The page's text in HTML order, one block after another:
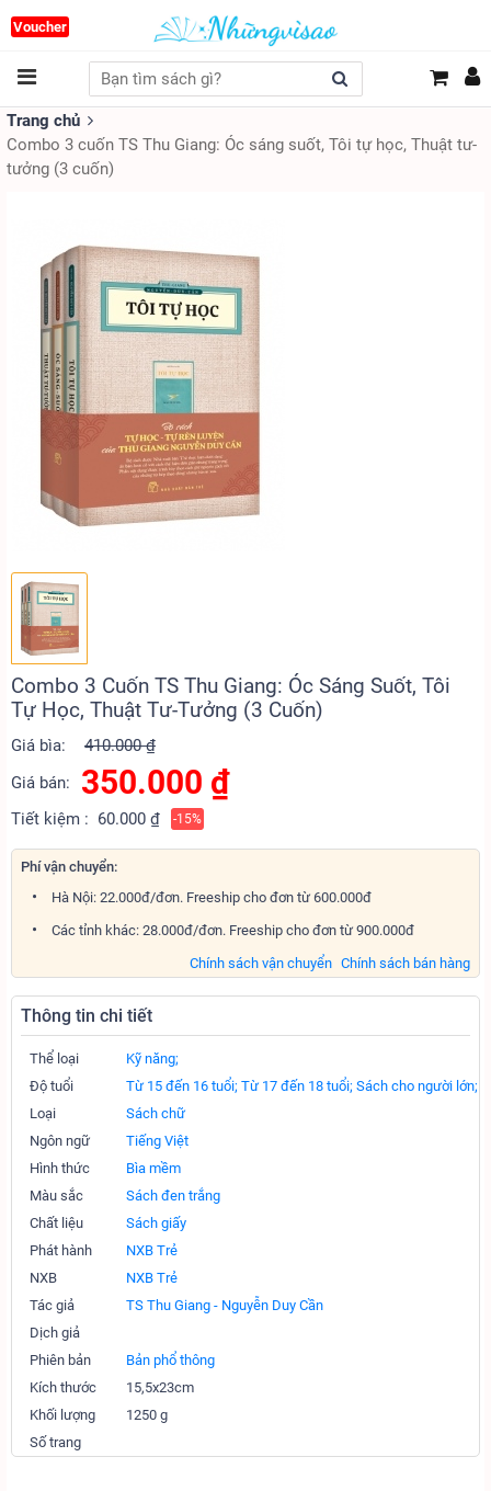
Voucher
Trang chủ
Combo 3 cuốn TS Thu Giang: Óc sáng suốt, Tôi tự học, Thuật tư-
tưởng (3 cuốn)
Combo 3 Cuốn TS Thu Giang: Óc Sáng Suốt, Tôi
Tự Học, Thuật Tư-Tưởng (3 Cuốn)
Giá bìa:
410.000 ₫
Giá bán:
350.000 ₫
Tiết kiệm : 60.000 ₫ -15%
Phí vận chuyển:
Hà Nội: 22.000đ/đơn. Freeship cho đơn từ 600.000đ
Các tỉnh khác: 28.000đ/đơn. Freeship cho đơn từ 900.000đ
Chính sách bán hàng
Chính sách vận chuyển
Thông tin chi tiết
Thể loại
Kỹ năng;
Độ tuổi
Từ 15 đến 16 tuổi; Từ 17 đến 18 tuổi; Sách cho người lớn;
Loại
Sách chữ
Ngôn ngữ
Tiếng Việt
Hình thức
Bìa mềm
Màu sắc
Sách đen trắng
Chất liệu
Sách giấy
Phát hành
NXB Trẻ
NXB
NXB Trẻ
Tác giả
TS Thu Giang - Nguyễn Duy Cần
Dịch giả
Phiên bản
Bản phổ thông
Kích thước
15,5x23cm
Khối lượng
1250 g
Số trang